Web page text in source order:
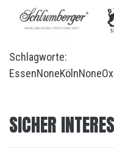
Schlagworte:
EssenNoneKölnNone
SICHER